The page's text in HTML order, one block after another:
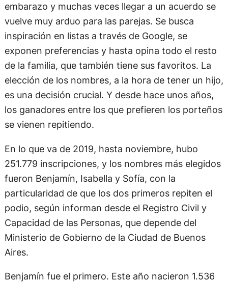
embarazo y muchas veces llegar a un acuerdo se
vuelve muy arduo para las parejas. Se busca
inspiración en listas a través de Google, se
exponen preferencias y hasta opina todo el resto
de la familia, que también tiene sus favoritos. La
elección de los nombres, a la hora de tener un hijo,
es una decisión crucial. Y desde hace unos años,
los ganadores entre los que prefieren los porteños
se vienen repitiendo.
En lo que va de 2019, hasta noviembre, hubo
251.779 inscripciones, y los nombres más elegidos
fueron Benjamín, Isabella y Sofía, con la
particularidad de que los dos primeros repiten el
podio, según informan desde el Registro Civil y
Capacidad de las Personas, que depende del
Ministerio de Gobierno de la Ciudad de Buenos
Aires.
Benjamín fue el primero. Este año nacieron 1.536